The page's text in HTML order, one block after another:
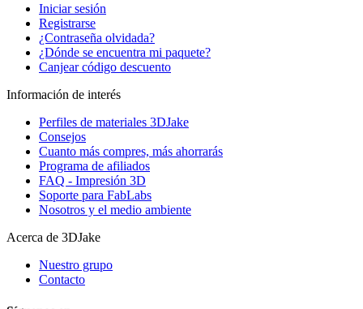
Iniciar sesión
Registrarse
¿Contraseña olvidada?
¿Dónde se encuentra mi paquete?
Canjear código descuento
Información de interés
Perfiles de materiales 3DJake
Consejos
Cuanto más compres, más ahorrarás
Programa de afiliados
FAQ - Impresión 3D
Soporte para FabLabs
Nosotros y el medio ambiente
Acerca de 3DJake
Nuestro grupo
Contacto